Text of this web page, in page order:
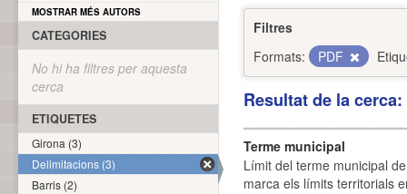
Filtres
Formats:
PDF
Resultat de la
Terme municipal
Límit del terme municipal
marca els límits territorials
MOSTRAR MÉS AUTORS
CATEGORIES
No hi ha filtres per aquesta
cerca
ETIQUETES
Girona (3)
Delimitacions (3)
Barris (2)